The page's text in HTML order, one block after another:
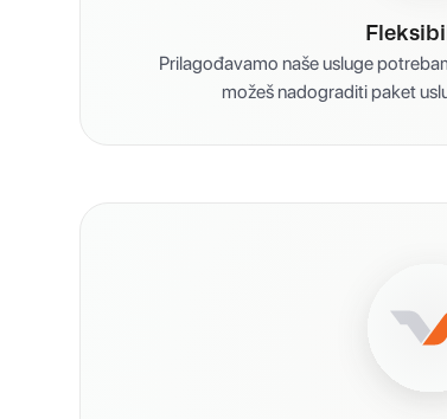
Prilagođavamo naše usluge
možeš nadograditi paket